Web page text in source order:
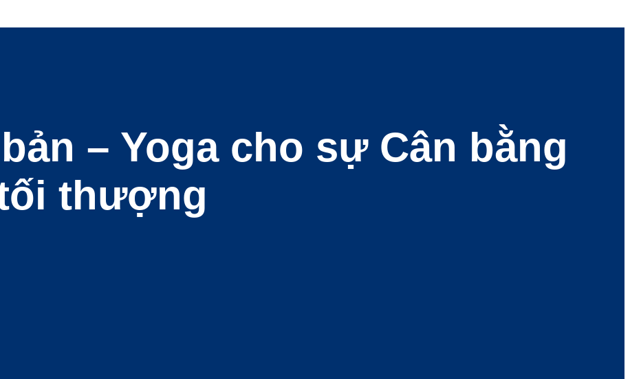
– Yoga cho sự Cân bằng
thượng